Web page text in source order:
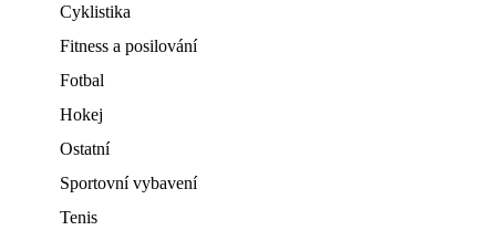
Cyklistika
Fitness a posilování
Fotbal
Hokej
Ostatní
Sportovní vybavení
Tenis